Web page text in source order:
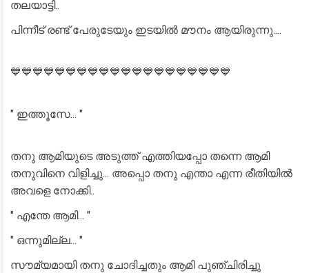
തലയാട്ടി..
പിന്നീട് രണ്ട് പേരുടേയും ഇടയിൽ മൗനം ആയിരുന്നു....
💙💙💙💙💙💙💙💙💙💙💙💙💙💙💙💙💙💙💙💙
" ഇത്തൂസേ... "
തനു ആമിയുടെ അടുത്ത് എത്തിയപ്പോ തന്നെ ആമി
തനുവിനെ വിളിച്ചു... അപ്പൊ തനു എന്താ എന്ന രീതിയിൽ
അവളെ നോക്കി..
" എന്തേ ആമി... "
" ഒന്നുമില്ല... "
സൗമ്യമായി തനു ചോദിച്ചതും ആമി പുഞ്ചിരിച്ചു